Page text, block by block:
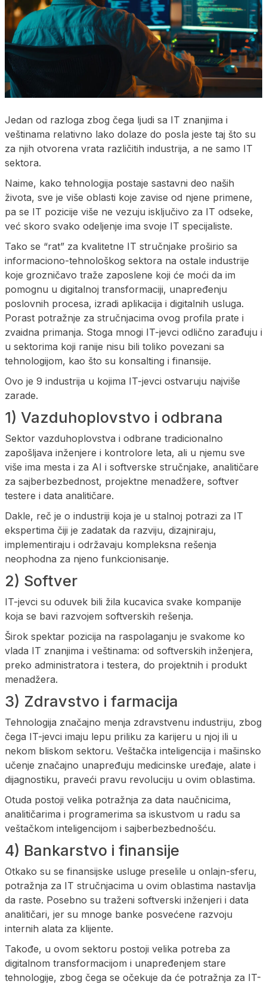
Jedan od razloga zbog čega ljudi sa IT znanjima i
veštinama relativno lako dolaze do posla jeste taj što su
za njih otvorena vrata različitih industrija, a ne samo IT
sektora.
Naime, kako tehnologija postaje sastavni deo naših
života, sve je više oblasti koje zavise od njene primene,
pa se IT pozicije više ne vezuju isključivo za IT odseke,
već skoro svako odeljenje ima svoje IT specijaliste.
Tako se “rat” za kvalitetne IT stručnjake proširio sa
informaciono-tehnološkog sektora na ostale industrije
koje grozničavo traže zaposlene koji će moći da im
pomognu u digitalnoj transformaciji, unapređenju
poslovnih procesa, izradi aplikacija i digitalnih usluga.
Porast potražnje za stručnjacima ovog profila prate i
zvaidna primanja. Stoga mnogi IT-jevci odlično zarađuju i
u sektorima koji ranije nisu bili toliko povezani sa
tehnologijom, kao što su konsalting i finansije.
Ovo je 9 industrija u kojima IT-jevci ostvaruju najviše
zarade.
1) Vazduhoplovstvo i odbrana
Sektor vazduhoplovstva i odbrane tradicionalno
zapošljava inženjere i kontrolore leta, ali u njemu sve
više ima mesta i za AI i softverske stručnjake, analitičare
za sajberbezbednost, projektne menadžere, softver
testere i data analitičare.
Dakle, reč je o industriji koja je u stalnoj potrazi za IT
ekspertima čiji je zadatak da razviju, dizajniraju,
implementiraju i održavaju kompleksna rešenja
neophodna za njeno funkcionisanje.
2) Softver
IT-jevci su oduvek bili žila kucavica svake kompanije
koja se bavi razvojem softverskih rešenja.
Širok spektar pozicija na raspolaganju je svakome ko
vlada IT znanjima i veštinama: od softverskih inženjera,
preko administratora i testera, do projektnih i produkt
menadžera.
3) Zdravstvo i farmacija
Tehnologija značajno menja zdravstvenu industriju, zbog
čega IT-jevci imaju lepu priliku za karijeru u njoj ili u
nekom bliskom sektoru. Veštačka inteligencija i mašinsko
učenje značajno unapređuju medicinske uređaje, alate i
dijagnostiku, praveći pravu revoluciju u ovim oblastima.
Otuda postoji velika potražnja za data naučnicima,
analitičarima i programerima sa iskustvom u radu sa
veštačkom inteligencijom i sajberbezbednošću.
4) Bankarstvo i finansije
Otkako su se finansijske usluge preselile u onlajn-sferu,
potražnja za IT stručnjacima u ovim oblastima nastavlja
da raste. Posebno su traženi softverski inženjeri i data
analitičari, jer su mnoge banke posvećene razvoju
internih alata za klijente.
Takođe, u ovom sektoru postoji velika potreba za
digitalnom transformacijom i unapređenjem stare
tehnologije, zbog čega se očekuje da će potražnja za IT-